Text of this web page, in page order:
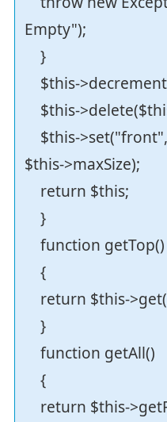
Empty");
}
$this-
$this-
$this-
$this->maxSize);
return $this;
}
function getTop()
{
return $this-
}
function getAll()
{
return $this-